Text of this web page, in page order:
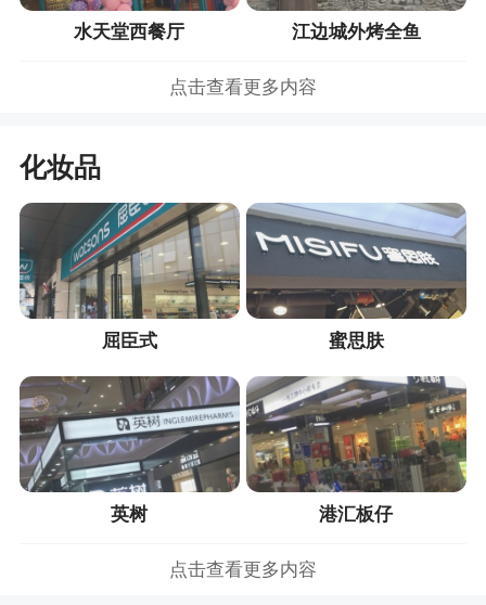
水天堂西餐厅 江边城外烤全鱼
点击查看更多内容
化妆品
屈臣式 蜜思肤
英树 港汇板仔
点击查看更多内容